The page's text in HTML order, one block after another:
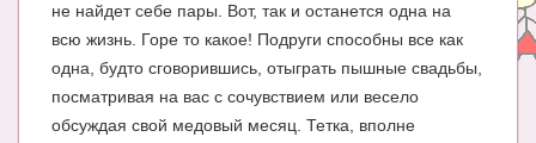
не найдет себе пары. Вот, так и останется одна на
всю жизнь. Горе то какое! Подруги способны все как
одна, будто сговорившись, отыграть пышные свадьбы,
посматривая на вас с сочувствием или весело
обсуждая свой медовый месяц. Тетка, вполне